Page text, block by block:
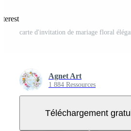
carte d'invitation de mariage floral
Agnet Art
1 884 Ressources
Téléchargement